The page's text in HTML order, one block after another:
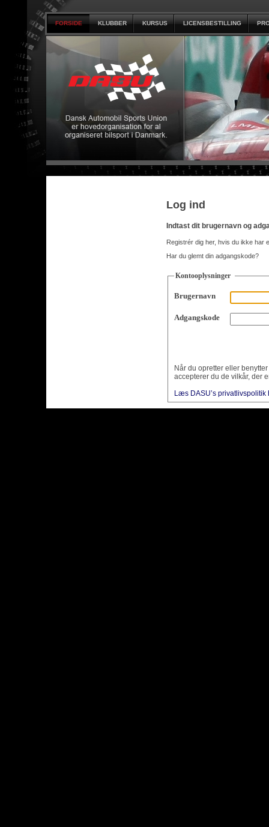
FORSIDE KLUBBER KURSUS LICENSBESTILLING
Log ind
Indtast dit brugernavn og
Registrér dig her, hvis du ikke har
Har du glemt din adgangskode?
Kontooplysninger
Brugernavn
Adgangskode
Når du opretter eller
accepterer du de vilkår, der
Læs DASU’s privatlivspolitik